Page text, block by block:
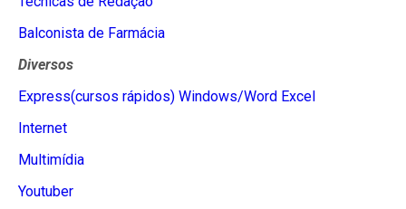
Balconista de Farmácia
Diversos
Express(cursos rápidos) Windows/Word Excel
Internet
Multimídia
Youtuber